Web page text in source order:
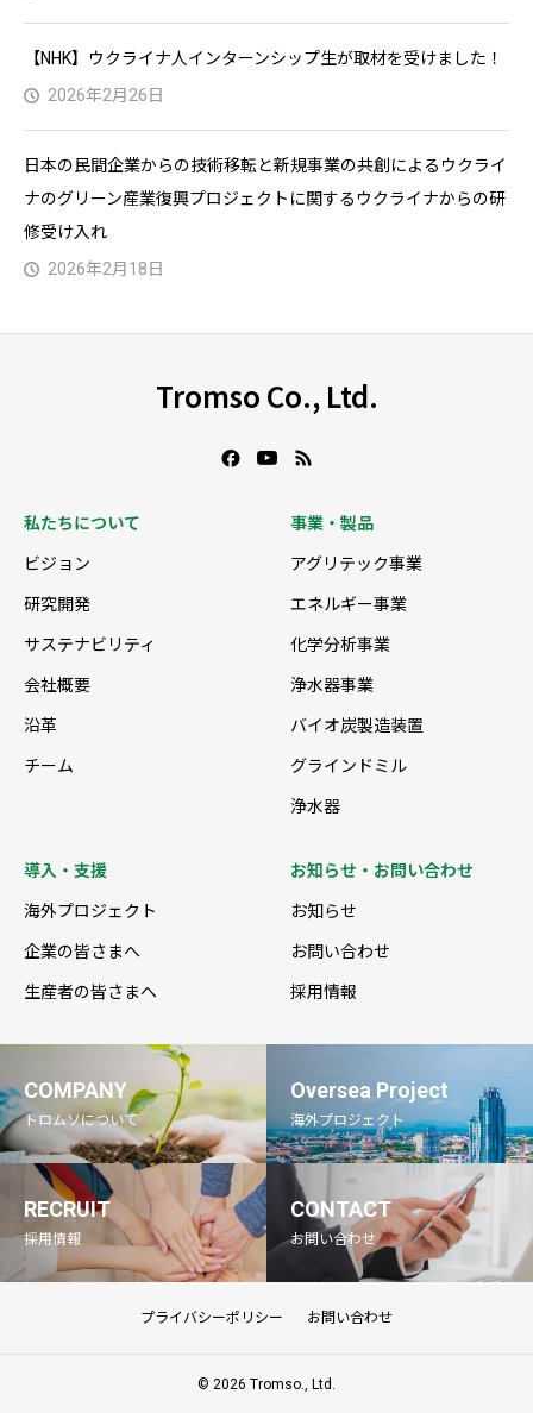
【NHK】ウクライナ人インターンシップ生が取材を受けました！
2026年2月26日
日本の民間企業からの技術移転と新規事業の共創によるウクライ
ナのグリーン産業復興プロジェクトに関するウクライナからの研
修受け入れ
2026年2月18日
Tromso Co., Ltd.
私たちについて
ビジョン
研究開発
サステナビリティ
会社概要
沿革
チーム
事業・製品
アグリテック事業
エネルギー事業
化学分析事業
浄水器事業
バイオ炭製造装置
グラインドミル
浄水器
導入・支援
海外プロジェクト
企業の皆さまへ
生産者の皆さまへ
お知らせ・お問い合わせ
お知らせ
お問い合わせ
採用情報
COMPANY
トロムソについて
Oversea Project
海外プロジェクト
RECRUIT
採用情報
CONTACT
お問い合わせ
プライバシーポリシー お問い合わせ
© 2026 Tromso., Ltd.